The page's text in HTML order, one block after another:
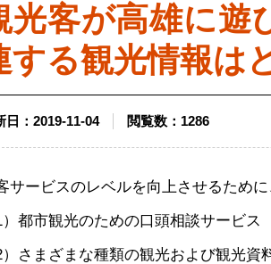
光客が高雄に遊
する観光情報は
日： 2019-11-04 閲覧数： 1286
サービスのレベルを向上させるため
）都市観光のための口頭相談サービス
）さまざまな種類の観光および観光資